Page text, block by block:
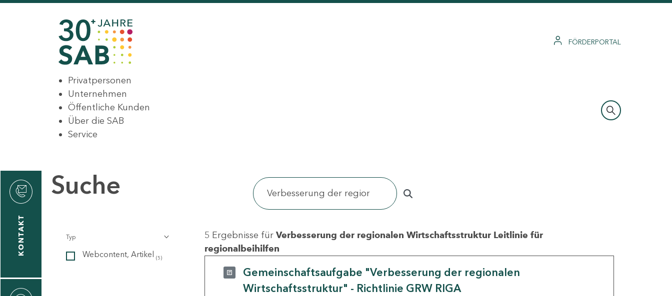
FÖRDERPORTAL
Privatpersonen
Unternehmen
Öffentliche Kunden
Über die SAB
Service
KONTAKT
Suche
Typ
Webcontent, Artikel (5)
5 Ergebnisse für Verbesserung der regionalen Wirtschaftsstruktur Leitlinie für
regionalbeihilfen
Gemeinschaftsaufgabe "Verbesserung der regionalen
Wirtschaftsstruktur" - Richtlinie GRW RIGA